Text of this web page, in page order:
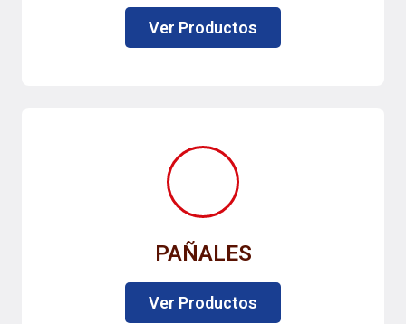
Ver Productos
PAÑALES
Ver Productos